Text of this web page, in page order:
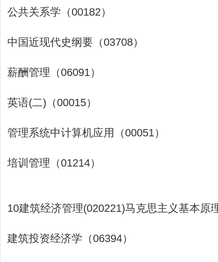
公共关系学（00182）
中国近现代史纲要（03708）
薪酬管理（06091）
英语(二)（00015）
管理系统中计算机应用（00051）
培训管理（01214）
10建筑经济管理(020221)马克思主义基本原
建筑投资经济学（06394）